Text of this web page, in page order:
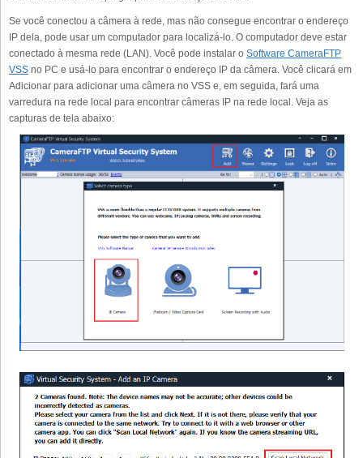
Se você conectou a câmera à rede, mas não consegue encontrar o endereço
IP dela, pode usar um computador para localizá-lo. O computador deve estar
conectado à mesma rede (LAN). Você pode instalar o Software CameraFTP
VSS no PC e usá-lo para encontrar o endereço IP da câmera. Você clicará em
Adicionar para adicionar uma câmera no VSS e, em seguida, fará uma
varredura na rede local para encontrar câmeras IP na rede local. Veja as
capturas de tela abaixo: